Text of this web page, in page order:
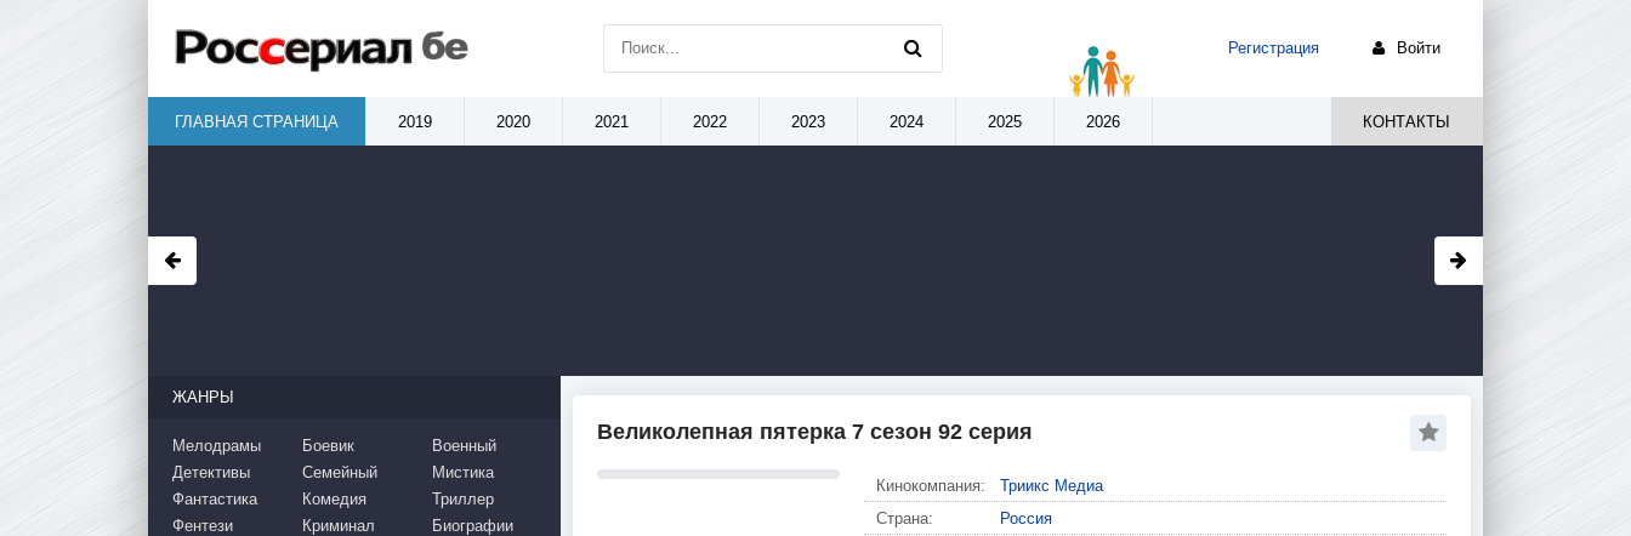
Великолепная пятерка 7 сезон 92 серия
Кинокомпания:
Триикс Медиа
Страна:
Россия
ЖАНРЫ
Мелодрамы
Детективы
Фантастика
Боевик
Семейный
Комедия
Военный
Мистика
Триллер
Фентези
Криминал
Биографии
Регистрация Войти
ГЛАВНАЯ СТРАНИЦА 2019 2020 2021 2022 2023 2024 2025 2026 КОНТАКТЫ